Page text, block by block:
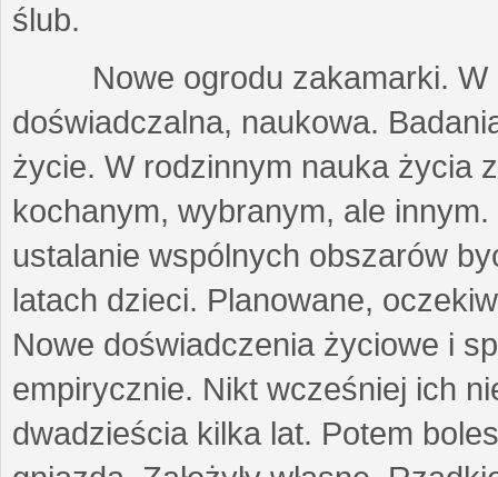
ślub.
Nowe ogrodu zakamarki. W
doświadczalna, naukowa.
życie. W rodzinnym nauka życia
kochanym, wybranym, ale
ustalanie wspólnych obszarów
latach dzieci. Planowane,
Nowe doświadczenia życiowe i
empirycznie. Nikt wcześniej ich
dwadzieścia kilka lat. Potem